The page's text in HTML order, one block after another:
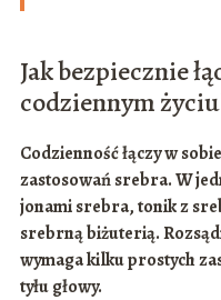
Jak bezpiecznie
codziennym
Codzienność łączy w
zastosowań srebra. W
jonami srebra, tonik z
srebrną biżuterią.
wymaga kilku prostych
tyłu głowy.